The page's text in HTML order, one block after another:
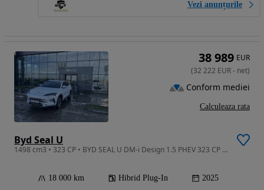
Vezi anunțurile
Byd Seal U
1498 cm3 • 323 CP • BYD SEAL U DM-i Design 1.5 PHEV 323 CP AWD
18 000 km Hibrid Plug-In 2025
38 989 EUR
(32 222 EUR- net)
Conform mediei
Calculeaza rata